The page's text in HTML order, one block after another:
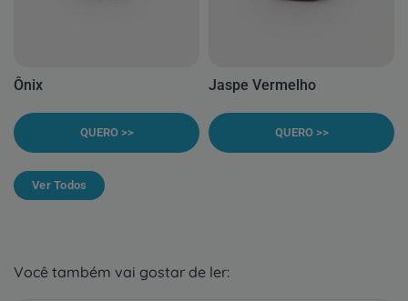
Ônix
QUERO >>
Jaspe Vermelho
QUERO >>
Ver Todos
Você também vai gostar de ler: